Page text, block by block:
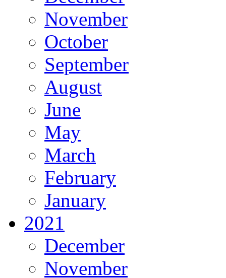
November
October
September
August
June
May
March
February
January
2021
December
November